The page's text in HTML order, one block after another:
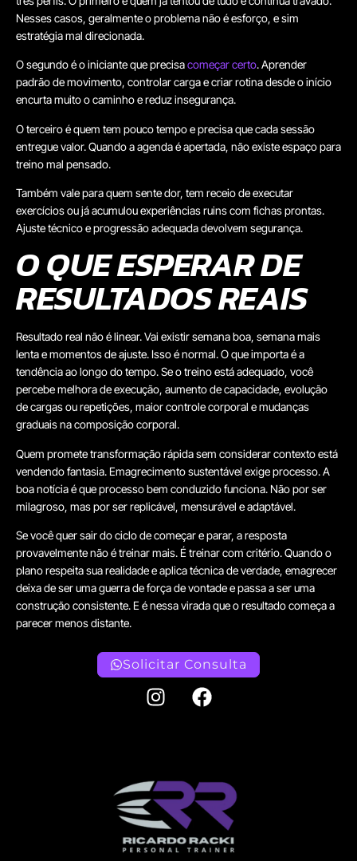
Nesses casos, geralmente o problema não é esforço, e sim
estratégia mal direcionada.
O segundo é o iniciante que precisacomeçar certo. Aprender
padrão de movimento, controlar carga e criar rotina desde o início
encurta muito o caminho e reduz insegurança.
O terceiro é quem tem pouco tempo e precisa que cada sessão
entregue valor. Quando a agenda é apertada, não existe espaço para
treino mal pensado.
Também vale para quem sente dor, tem receio de executar
exercícios ou já acumulou experiências ruins com fichas prontas.
Ajuste técnico e progressão adequada devolvem segurança.
O QUE ESPERAR DE
RESULTADOS REAIS
Resultado real não é linear. Vai existir semana boa, semana mais
lenta e momentos de ajuste. Isso é normal. O que importa é a
tendência ao longo do tempo. Se o treino está adequado, você
percebe melhora de execução, aumento de capacidade, evolução
de cargas ou repetições, maior controle corporal e mudanças
graduais na composição corporal.
Quem promete transformação rápida sem considerar contexto está
vendendo fantasia. Emagrecimento sustentável exige processo. A
boa notícia é que processo bem conduzido funciona. Não por ser
milagroso, mas por ser replicável, mensurável e adaptável.
Se você quer sair do ciclo de começar e parar, a resposta
provavelmente não é treinar mais. É treinar com critério. Quando o
plano respeita sua realidade e aplica técnica de verdade, emagrecer
deixa de ser uma guerra de força de vontade e passa a ser uma
construção consistente. E é nessa virada que o resultado começa a
parecer menos distante.
Solicitar Consulta